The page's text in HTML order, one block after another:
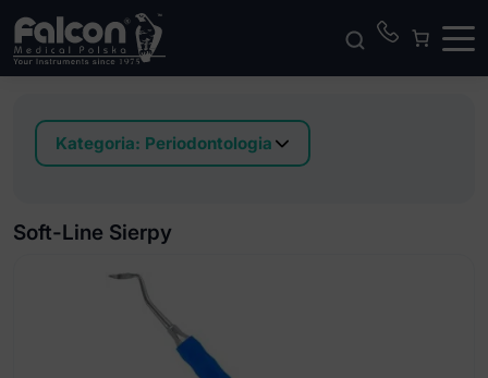
Kategoria: Periodontologia
Classic-Round Kirety
Skrobaczki Hoe
Soft-Line Sierpy